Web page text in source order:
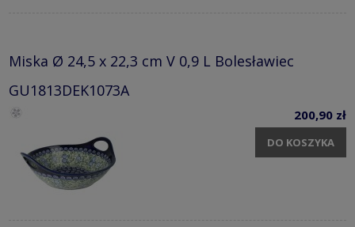
Miska Ø 24,5 x 22,3 cm V 0,9 L Bolesławiec
GU1813DEK1073A
200,90 zł
DO KOSZYKA